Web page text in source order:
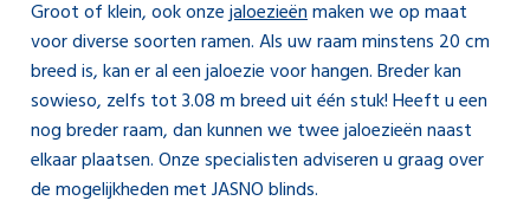
Groot of klein, ook onzejaloezieënmaken we op maat
voor diverse soorten ramen. Als uw raam minstens 20 cm
breed is, kan er al een jaloezie voor hangen. Breder kan
sowieso, zelfs tot 3.08 m breed uit één stuk! Heeft u een
nog breder raam, dan kunnen we twee jaloezieën naast
elkaar plaatsen. Onze specialisten adviseren u graag over
de mogelijkheden met JASNO blinds.